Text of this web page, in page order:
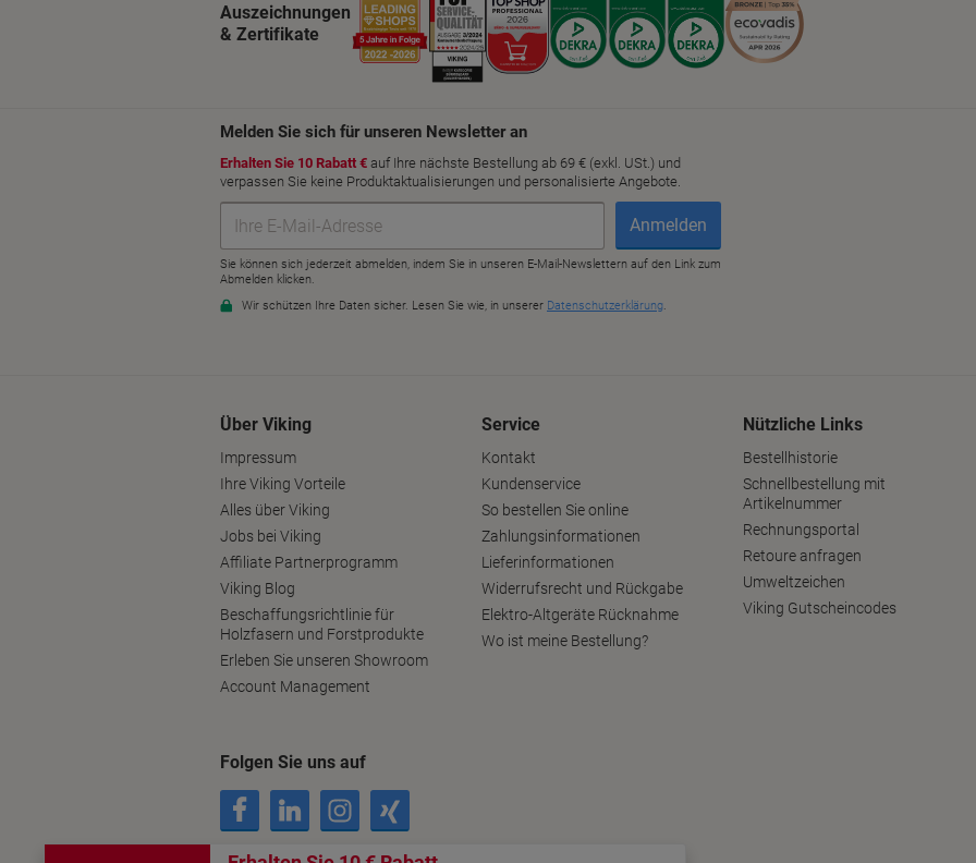
Auszeichnungen
& Zertifikate
Über Viking
Impressum
Ihre Viking Vorteile
Alles über Viking
Jobs bei Viking
Affiliate Partnerprogramm
Viking Blog
Beschaffungsrichtlinie für
Holzfasern und Forstprodukte
Erleben Sie unseren Showroom
Account Management
Service
Kontakt
Kundenservice
So bestellen Sie online
Zahlungsinformationen
Lieferinformationen
Widerrufsrecht und Rückgabe
Elektro-Altgeräte Rücknahme
Wo ist meine Bestellung?
Nützliche Links
Bestellhistorie
Schnellbestellung mit
Artikelnummer
Rechnungsportal
Retoure anfragen
Umweltzeichen
Viking Gutscheincodes
Folgen Sie uns auf